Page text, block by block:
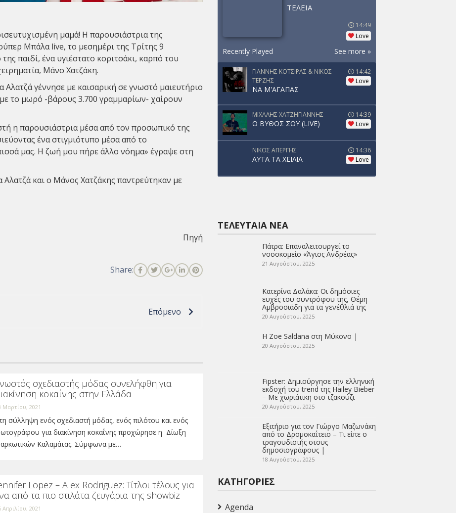
μαμά! Η παρουσιάστρια της
Μπάλα live, το μεσημέρι της Τρίτης 9
παιδί, ένα υγιέστατο κοριτσάκι, καρπό του
Μάνο Χατζάκη.
γέννησε με καισαρική σε γνωστό μαιευτήριο
το μωρό -βάρους 3.700 γραμμαρίων- χαίρουν
η παρουσιάστρια μέσα από τον προσωπικό της
ένα στιγμιότυπο μέσα από το
μας. Η ζωή μου πήρε άλλο νόημα» έγραψε στη
και ο Μάνος Χατζάκης παντρεύτηκαν με
Πηγή
Share:
Επόμενο
σχεδιαστής μόδας συνελήφθη για
κοκαΐνης στην Ελλάδα
Μαρτίου, 2021
σύλληψη ενός σχεδιαστή μόδας, ενός πιλότου και ενός
για διακίνηση κοκαΐνης προχώρησε η Δίωξη
Καλαμάτας. Σύμφωνα με…
Lopez – Alex Rodriguez: Tίτλοι τέλους για
από τα πιο στιλάτα ζευγάρια της showbiz
Απριλίου, 2021
ΤΕΛΕΙΑ
14:49
Love
Recently Played See more »
ΓΙΑΝΝΗΣ ΚΟΤΣΙΡΑΣ & ΝΙΚΟΣ
ΤΕΡΖΗΣ
ΝΑ Μ'ΑΓΑΠΑΣ
14:42
Love
ΜΙΧΑΛΗΣ ΧΑΤΖΗΓΙΑΝΝΗΣ
Ο ΒΥΘΟΣ ΣΟΥ (LIVE)
14:39
Love
ΝΙΚΟΣ ΑΠΕΡΓΗΣ
ΑΥΤΑ ΤΑ ΧΕΙΛΙΑ
14:36
Love
ΤΕΛΕΥΤΑΊΑ ΝΈΑ
Πάτρα: Επαναλειτουργεί το
νοσοκομείο «Άγιος Ανδρέας»
21 Αυγούστου, 2025
Κατερίνα Δαλάκα: Οι δημόσιες
ευχές του συντρόφου της, Θέμη
Αμβροσιάδη για τα γενέθλιά της
20 Αυγούστου, 2025
Η Zoe Saldana στη Μύκονο |
20 Αυγούστου, 2025
Fipster: Δημιούργησε την ελληνική
εκδοχή του trend της Hailey Bieber
– Με χωριάτικη στο τζακούζι
20 Αυγούστου, 2025
Εξιτήριο για τον Γιώργο Μαζωνάκη
από το Δρομοκαΐτειο – Τι είπε ο
τραγουδιστής στους
δημοσιογράφους |
18 Αυγούστου, 2025
ΚΑΤΗΓΟΡΊΕΣ
Agenda